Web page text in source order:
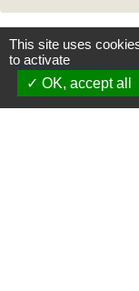
This site uses
to activate
OK, accept all